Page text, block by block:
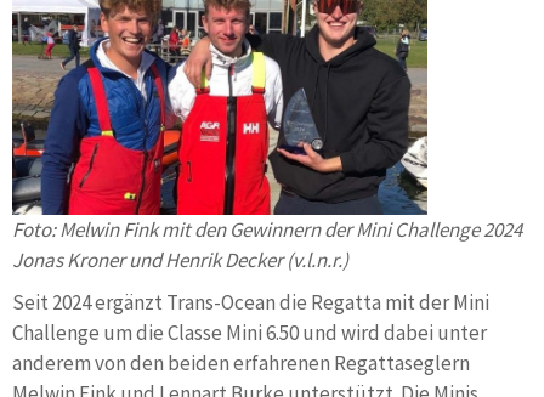
Foto: Melwin Fink mit den Gewinnern der Mini Challenge 2024
Jonas Kroner und Henrik Decker (v.l.n.r.)
Seit 2024 ergänzt Trans-Ocean die Regatta mit der Mini
Challenge um die Classe Mini 6.50 und wird dabei unter
anderem von den beiden erfahrenen Regattaseglern